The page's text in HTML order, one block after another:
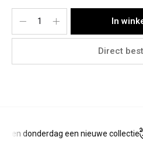
In
Direct
en donderdag een nieuwe collectie